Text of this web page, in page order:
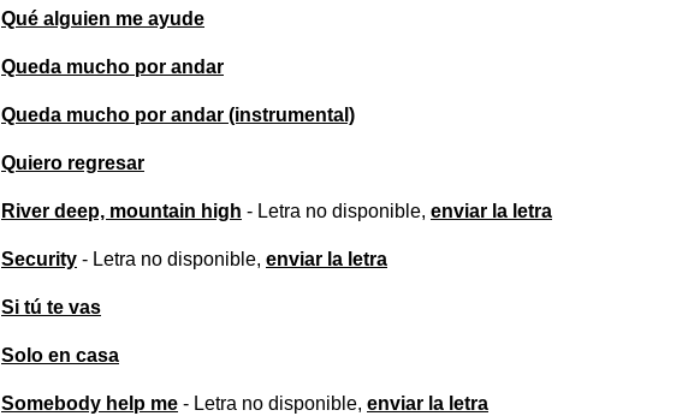
Qué alguien me ayude
Queda mucho por andar
Queda mucho por andar (instrumental)
Quiero regresar
River deep, mountain high - Letra no disponible, enviar la letra
Security - Letra no disponible, enviar la letra
Si tú te vas
Solo en casa
Somebody help me - Letra no disponible, enviar la letra